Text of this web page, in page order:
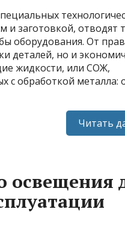
заготовкой, отводят
оборудования. От
деталей, но и
жидкости, или СОЖ,
с обработкой металла:
Читать
освещения